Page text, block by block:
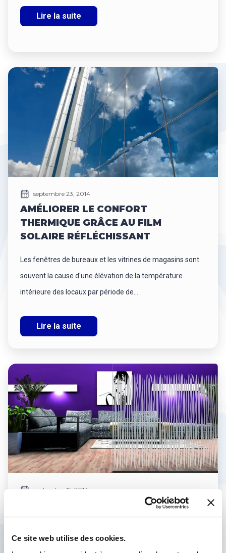
Ce site web utilise des cookies.
Lire la suite
septembre 23, 2014
AMÉLIORER LE CONFORT
THERMIQUE GRÂCE AU FILM
SOLAIRE RÉFLÉCHISSANT
Les fenêtres de bureaux et les vitrines de magasins sont
souvent la cause d'une élévation de la température
intérieure des locaux par période de...
Lire la suite
septembre 15, 2014
FILM DÉCORATIF : PLUS D’INTIMITÉ,
PLUS DE CONFORT !
Vis-à-vis gênant, rue passagère… vous désirez préserver